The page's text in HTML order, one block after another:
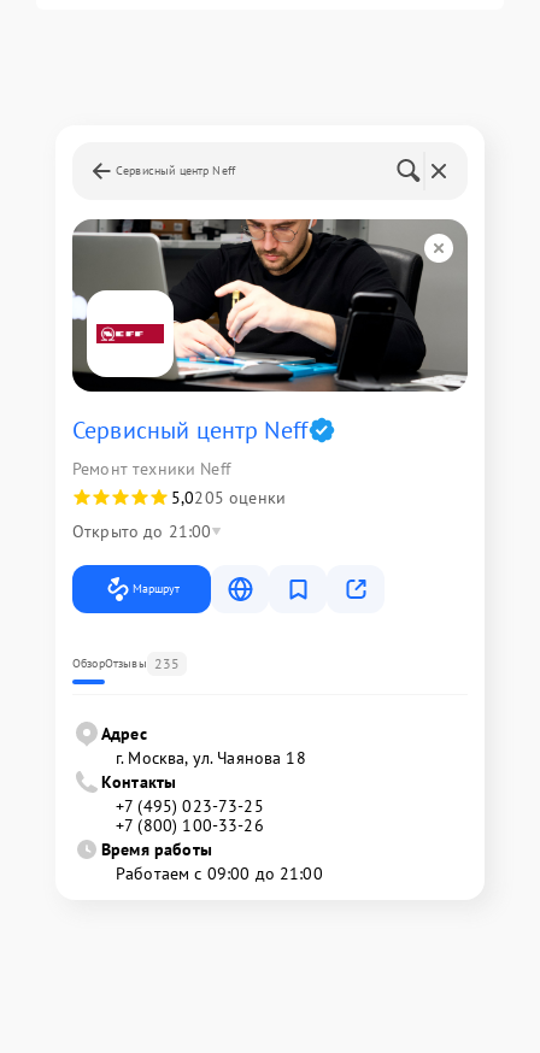
Сервисный центр Neff
Сервисный центр Neff
Ремонт техники Neff
5,0205 оценки
Открыто до 21:00
Маршрут
ОбзорОтзывы 235
Адрес
г. Москва, ул. Чаянова 18
Контакты
+7 (495) 023-73-25
+7 (800) 100-33-26
Время работы
Работаем с 09:00 до 21:00